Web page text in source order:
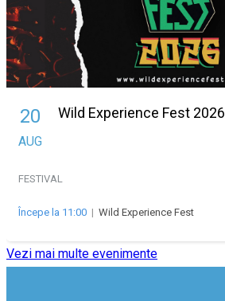
20
AUG
Wild Experience Fest 2026
FESTIVAL
Începe la 11:00 | Wild Experience Fest
Vezi mai multe evenimente